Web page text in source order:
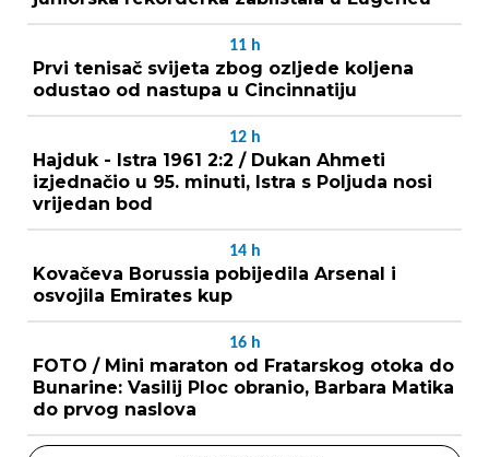
11 h
Prvi tenisač svijeta zbog ozljede koljena
odustao od nastupa u Cincinnatiju
12 h
Hajduk - Istra 1961 2:2 / Dukan Ahmeti
izjednačio u 95. minuti, Istra s Poljuda nosi
vrijedan bod
14 h
Kovačeva Borussia pobijedila Arsenal i
osvojila Emirates kup
16 h
FOTO / Mini maraton od Fratarskog otoka do
Bunarine: Vasilij Ploc obranio, Barbara Matika
do prvog naslova